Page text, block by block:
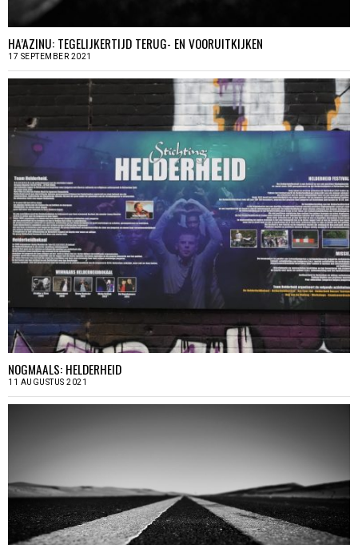
HA’AZINU: TEGELIJKERTIJD TERUG- EN VOORUITKIJKEN
17 SEPTEMBER 2021
NOGMAALS: HELDERHEID
11 AUGUSTUS 2021